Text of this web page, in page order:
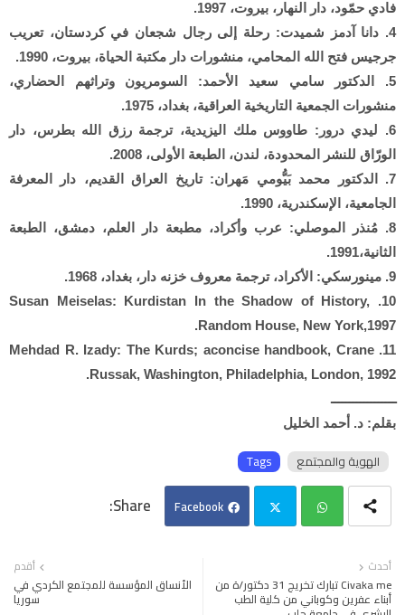
فادي حمّود، دار النهار، بيروت، 1997.
4. دانا آدمز شميدت: رحلة إلى رجال شجعان في كردستان، تعريب
جرجيس فتح الله المحامي، منشورات دار مكتبة الحياة، بيروت، 1990.
5. الدكتور سامي سعيد الأحمد: السومريون وتراثهم الحضاري،
منشورات الجمعية التاريخية العراقية، بغداد، 1975.
6. ليدي درور: طاووس ملك اليزيدية، ترجمة رزق الله بطرس، دار
الورّاق للنشر المحدودة، لندن، الطبعة الأولى، 2008.
7. الدكتور محمد بَيُّومي مَهران: تاريخ العراق القديم، دار المعرفة
الجامعية، الإسكندرية، 1990.
8. مُنذر الموصلي: عرب وأكراد، مطبعة دار العلم، دمشق، الطبعة
الثانية،1991.
9. مينورسكي: الأكراد، ترجمة معروف خزنه دار، بغداد، 1968.
10. Susan Meiselas: Kurdistan In the Shadow of History,
Random House, New York,1997.
11. Mehdad R. Izady: The Kurds; aconcise handbook, Crane
Russak, Washington, Philadelphia, London, 1992.
ــــــــــــــــــ
بقلم: د. أحمد الخليل
Tags الهوية والمجتمع
Facebook
tter
ats
أحدث
Civaka me تبارك تخريج 31 دكتور/ة من
أبناء عفرين وكوباني من كلية الطب
أقدم
الأنساق المؤسسة للمجتمع الكردي في
سوريا